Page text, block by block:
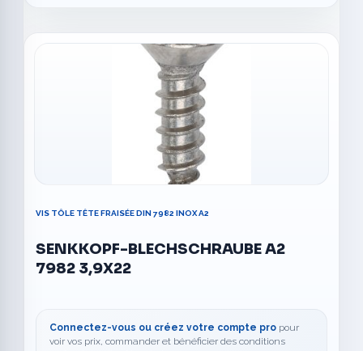
VIS TÔLE TÊTE FRAISÉE DIN 7982 INOX A2
SENKKOPF-BLECHSCHRAUBE A2
7982 3,9X22
Connectez-vous ou créez votre compte pro pour
voir vos prix, commander et bénéficier des conditions